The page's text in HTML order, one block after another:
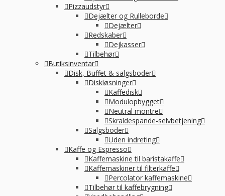
Pizzaudstyr
Dejælter og Rulleborde
Dejælter
Redskaber
Dejkasser
Tilbehør
Butiksinventar
Disk, Buffet & salgsboder
Diskløsninger
Kaffedisk
Modulopbygget
Neutral montre
Skraldespande-selvbetjening
Salgsboder
Uden indreting
Kaffe og Espresso
Kaffemaskine til baristakaffe
Kaffemaskiner til filterkaffe
Percolator kaffemaskine
Tilbehør til kaffebrygning
-